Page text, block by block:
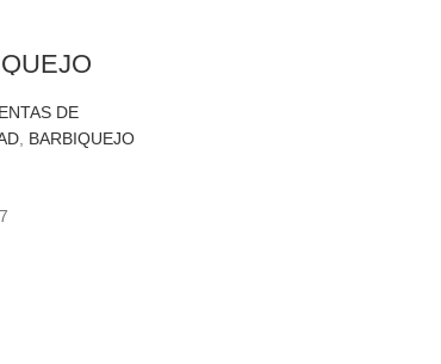
DE
, BARBIQUEJO